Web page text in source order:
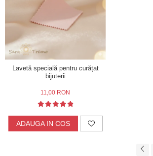
Lavetă specială pentru curățat
bijuterii
11,00 RON
ADAUGA IN COS